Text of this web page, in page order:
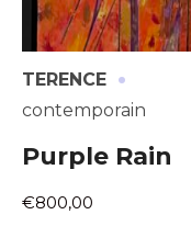
TERENCE ·
contemporain
Purple Rain
€800,00